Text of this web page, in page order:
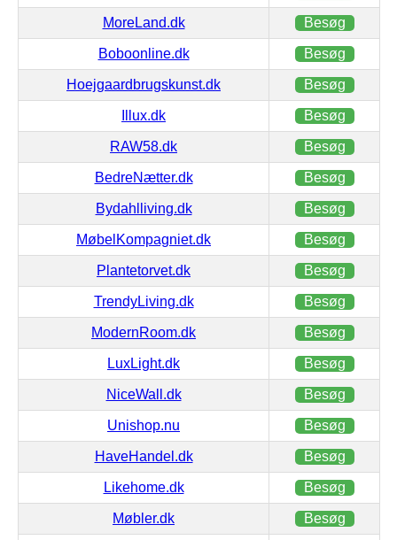
MoreLand.dk Besøg
Boboonline.dk Besøg
Hoejgaardbrugskunst.dk Besøg
Illux.dk Besøg
RAW58.dk Besøg
BedreNætter.dk Besøg
Bydahlliving.dk Besøg
MøbelKompagniet.dk Besøg
Plantetorvet.dk Besøg
TrendyLiving.dk Besøg
ModernRoom.dk Besøg
LuxLight.dk Besøg
NiceWall.dk Besøg
Unishop.nu Besøg
HaveHandel.dk Besøg
Likehome.dk Besøg
Møbler.dk Besøg